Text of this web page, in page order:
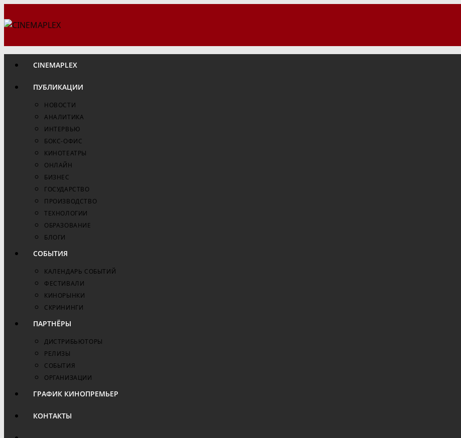
к
CINEMAPLEX
ПУБЛИКАЦИИ
НОВОСТИ
АНАЛИТИКА
ИНТЕРВЬЮ
БОКС-ОФИС
КИНОТЕАТРЫ
ОНЛАЙН
БИЗНЕС
ГОСУДАРСТВО
ПРОИЗВОДСТВО
ТЕХНОЛОГИИ
ОБРАЗОВАНИЕ
БЛОГИ
СОБЫТИЯ
КАЛЕНДАРЬ СОБЫТИЙ
ФЕСТИВАЛИ
КИНОРЫНКИ
СКРИНИНГИ
ПАРТНЁРЫ
ДИСТРИБЬЮТОРЫ
РЕЛИЗЫ
СОБЫТИЯ
ОРГАНИЗАЦИИ
ГРАФИК КИНОПРЕМЬЕР
КОНТАКТЫ